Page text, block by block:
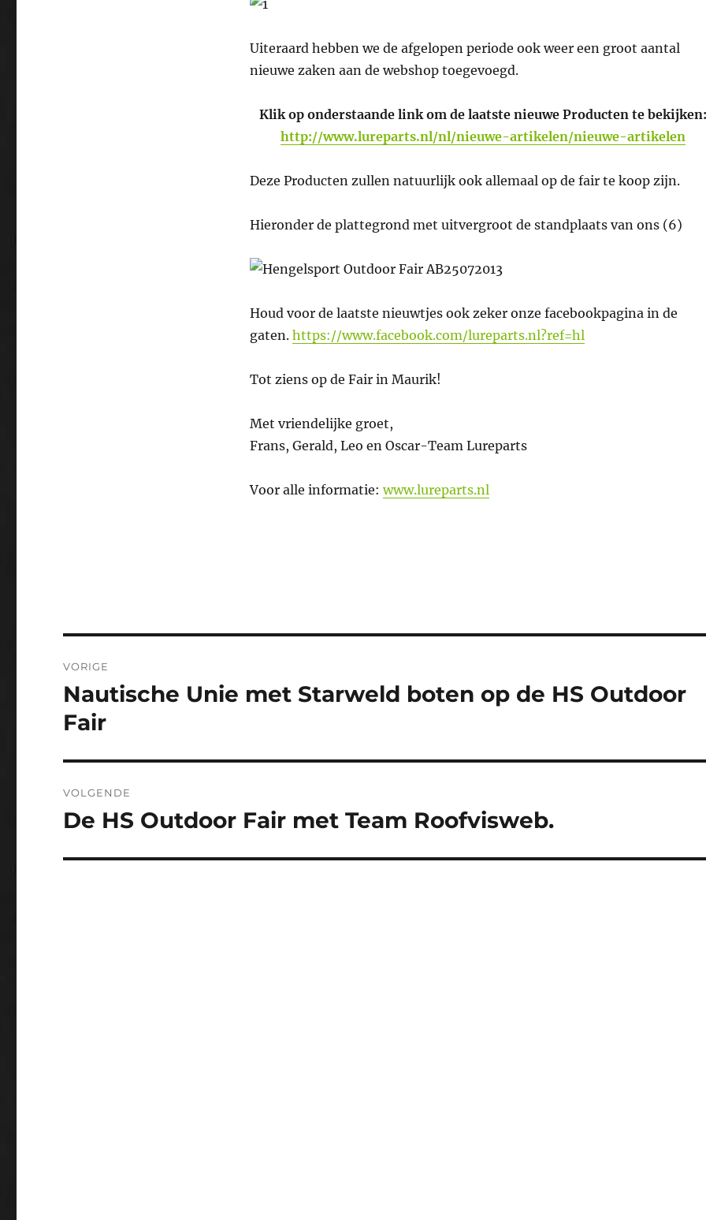
Uiteraard hebben we de afgelopen periode ook weer een groot aantal
nieuwe zaken aan de webshop toegevoegd.
Klik op onderstaande link om de laatste nieuwe Producten te bekijken:
http://www.lureparts.nl/nl/nieuwe-artikelen/nieuwe-artikelen
Deze Producten zullen natuurlijk ook allemaal op de fair te koop zijn.
Hieronder de plattegrond met uitvergroot de standplaats van ons (6)
Houd voor de laatste nieuwtjes ook zeker onze facebookpagina in de
gaten. https://www.facebook.com/lureparts.nl?ref=hl
Tot ziens op de Fair in Maurik!
Met vriendelijke groet,
Frans, Gerald, Leo en Oscar-Team Lureparts
Voor alle informatie: www.lureparts.nl
navigatie
VORIGE
Vorig
bericht:
Nautische Unie met Starweld boten op de HS Outdoor
Fair
VOLGENDE
Volgend
De HS Outdoor Fair met Team Roofvisweb.